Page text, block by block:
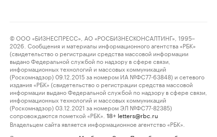
© ООО «БИЗНЕСПРЕСС», АО «РОСБИЗНЕСКОНСАЛТИНГ», 1995–
2026. Сообщения и материалы информационного агентства «РБК»
(свидетельство о регистрации средства массовой информации
выдано Федеральной службой по надзору в сфере связи,
информационных технологий и массовых коммуникаций
(Роскомнадзор) 09.12.2015 за номером ИА №ФС77-63848) и сетевого
издания «РБК» (свидетельство о регистрации средства массовой
информации выдано Федеральной службой по надзору в сфере связи,
информационных технологий и массовых коммуникаций
(Роскомнадзор) 03.12.2021 за номером ЭЛ №ФС77-82385)
сопровождаются пометкой «РБК».
18+ letters@rbc.ru
Владельцем сайта является информационное агентство «РБК».